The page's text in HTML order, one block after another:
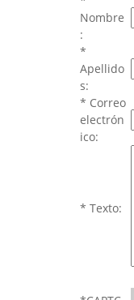
Nombre
:
*
Apellido
s:
* Correo
electrón
ico:
* Texto: